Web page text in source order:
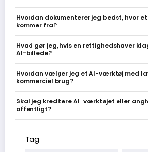
Hvordan dokumenterer jeg bedst, hvor
kommer fra?
af licensvilkår og tidspunkt for generering.
simpel log eller fold ud i filens metadata, så
Hvad gør jeg, hvis en rettighedshaver
AI-billede?
dokumenter din generation og licens, og
at få konkrete krav. Overvej at søge juridisk
løse sagen uden retssag.
Hvordan vælger jeg et AI-værktøj med
kommerciel brug?
dokumentation af træningsdata eller
at eksportere metadata/proveniens. Undgå
Skal jeg kreditere AI-værktøjet eller
offentligt?
internt. Kredit beskytter ikke mod krænkelse,
Tag